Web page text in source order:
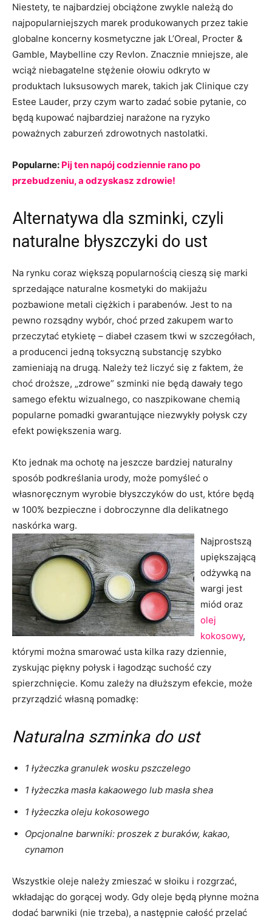
Niestety, te najbardziej obciążone zwykle należą do
najpopularniejszych marek produkowanych przez takie
globalne koncerny kosmetyczne jak L’Oreal, Procter &
Gamble, Maybelline czy Revlon. Znacznie mniejsze, ale
wciąż niebagatelne stężenie ołowiu odkryto w
produktach luksusowych marek, takich jak Clinique czy
Estee Lauder, przy czym warto zadać sobie pytanie, co
będą kupować najbardziej narażone na ryzyko
poważnych zaburzeń zdrowotnych nastolatki.
Popularne: Pij ten napój codziennie rano po
przebudzeniu, a odzyskasz zdrowie!
Alternatywa dla szminki, czyli
naturalne błyszczyki do ust
Na rynku coraz większą popularnością cieszą się marki
sprzedające naturalne kosmetyki do makijażu
pozbawione metali ciężkich i parabenów. Jest to na
pewno rozsądny wybór, choć przed zakupem warto
przeczytać etykietę – diabeł czasem tkwi w szczegółach,
a producenci jedną toksyczną substancję szybko
zamieniają na drugą. Należy też liczyć się z faktem, że
choć droższe, „zdrowe” szminki nie będą dawały tego
samego efektu wizualnego, co naszpikowane chemią
popularne pomadki gwarantujące niezwykły połysk czy
efekt powiększenia warg.
Kto jednak ma ochotę na jeszcze bardziej naturalny
sposób podkreślania urody, może pomyśleć o
własnoręcznym wyrobie błyszczyków do ust, które będą
w 100% bezpieczne i dobroczynne dla delikatnego
naskórka warg.
Najprostszą
upiększającą
odżywką na
wargi jest
miód oraz
olej
kokosowy,
którymi można smarować usta kilka razy dziennie,
zyskując piękny połysk i łagodząc suchość czy
spierzchnięcie. Komu zależy na dłuższym efekcie, może
przyrządzić własną pomadkę:
Naturalna szminka do ust
1 łyżeczka granulek wosku pszczelego
1 łyżeczka masła kakaowego lub masła shea
1 łyżeczka oleju kokosowego
Opcjonalne barwniki: proszek z buraków, kakao,
cynamon
Wszystkie oleje należy zmieszać w słoiku i rozgrzać,
wkładając do gorącej wody. Gdy oleje będą płynne można
dodać barwniki (nie trzeba), a następnie całość przelać